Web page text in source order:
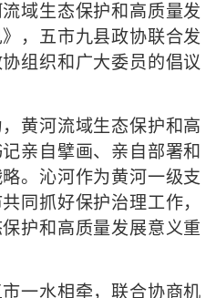
域生态保护和高质量发
，五市九县政协联合发
组织和广大委员的倡议
河流域生态保护和高
亲自擘画、亲自部署和
。沁河作为黄河一级支
同抓好保护治理工作，
护和高质量发展意义重
水相牵，联合协商机